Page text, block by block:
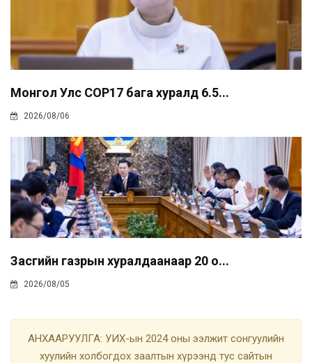
Монгол Улс COP17 бага хуралд 6.5...
2026/08/06
Засгийн газрын хуралдаанаар 20 о...
2026/08/05
АНХААРУУЛГА: УИХ-ын 2024 оны ээлжит сонгуулийн
хуулийн холбогдох заалтын хүрээнд тус сайтын